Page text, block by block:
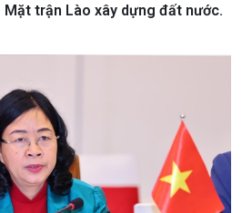
trận Lào xây dựng đất nước.